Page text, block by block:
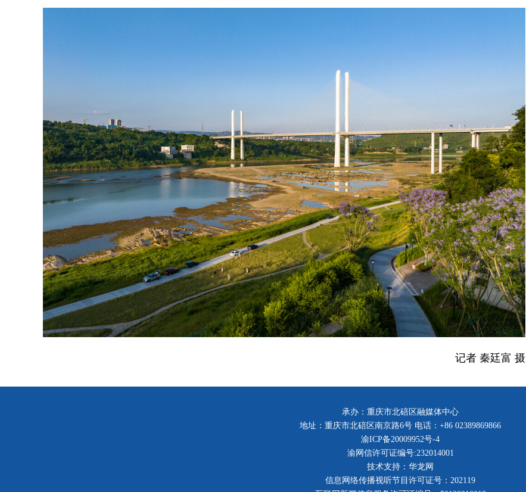
记者 秦廷富 摄
承办：重庆市北碚区融媒体中心
地址：重庆市北碚区南京路6号 电话：+86 02389869866
渝ICP备20009952号-4
渝网信许可证编号:232014001
技术支持：华龙网
信息网络传播视听节目许可证号：202119